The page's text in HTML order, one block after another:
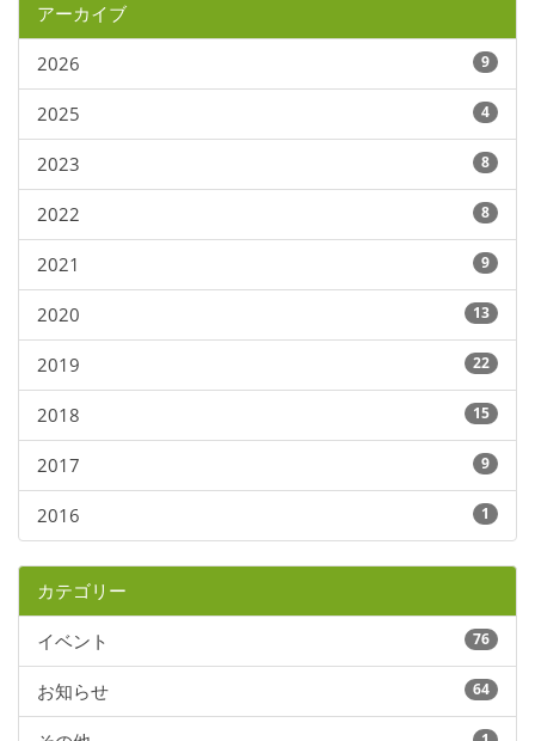
アーカイブ
2026 9
2025 4
2023 8
2022 8
2021 9
2020 13
2019 22
2018 15
2017 9
2016 1
カテゴリー
イベント 76
お知らせ 64